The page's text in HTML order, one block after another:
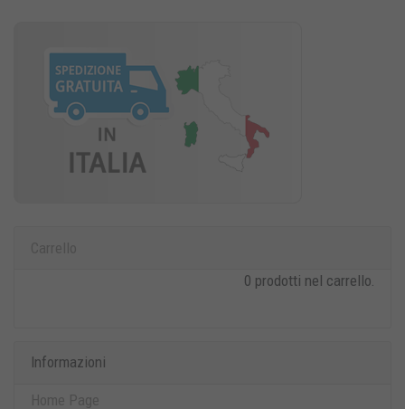
0 prodotti nel carrello.
Informazioni
Home Page